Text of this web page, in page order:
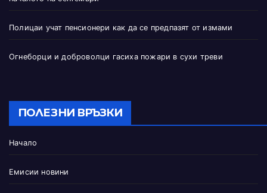
Полицаи учат пенсионери как да се предпазят от измами
Огнеборци и доброволци гасиха пожари в сухи треви
ПОЛЕЗНИ ВРЪЗКИ
Начало
Емисии новини